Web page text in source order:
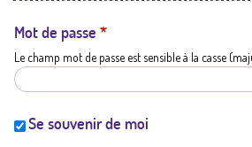
t
i
Mot de passe *
Le champ mot de passe est sensible à la casse
Se souvenir de moi